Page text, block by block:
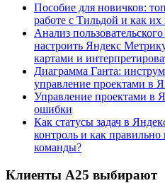
Пособие для новичков:
работе с Тильдой и как их
Анализ
настроить Яндекс
картами и
Диаграмма Ганта:
управление проектами в
Управление проектами в
ошибки
Как статусы задач в
контроль и как
команды?
Клиенты А25 выбирают